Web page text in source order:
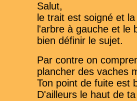
Salut,
le trait est soigné et
l'arbre à gauche et le
bien définir le sujet.
Par contre on
plancher des vaches
Ton point de fuite est
D'ailleurs le haut de